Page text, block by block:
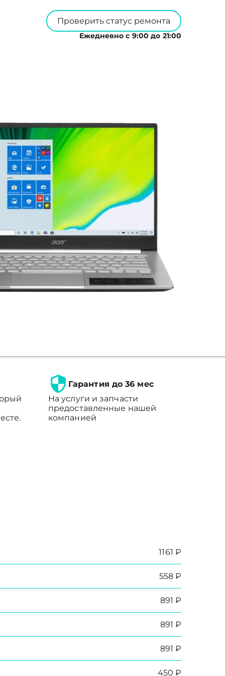
Проверить статус ремонта
Ежедневно с 9:00 до 21:00
Гарантия до 36 мес
На услуги и запчасти
предоставленные нашей
компанией
1161 ₽
558 ₽
891 ₽
891 ₽
891 ₽
450 ₽